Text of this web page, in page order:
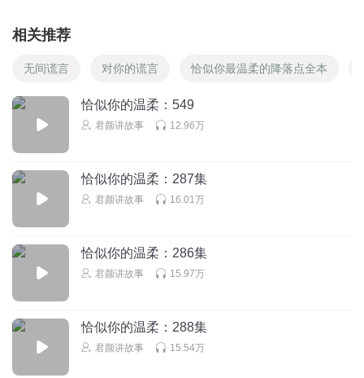
相关推荐
无间谎言 对你的谎言 恰似你最温柔的降落点全本
恰似你的温柔：549
君颜讲故事 12.96万
恰似你的温柔：287集
君颜讲故事 16.01万
恰似你的温柔：286集
君颜讲故事 15.97万
恰似你的温柔：288集
君颜讲故事 15.54万